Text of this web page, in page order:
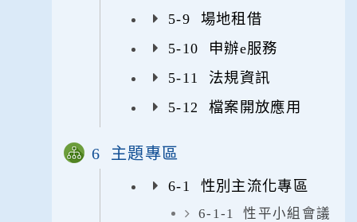
5-9 場地租借
5-10 申辦e服務
5-11 法規資訊
5-12 檔案開放應用
6 主題專區
6-1 性別主流化專區
6-1-1 性平小組會議